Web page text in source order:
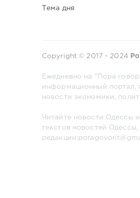
Тема дня
Copyright © 2017 - 2024
Ежедневно на "Пора
информационный портал,
новости экономики,
Читайте новости Одессы
текстов новостей